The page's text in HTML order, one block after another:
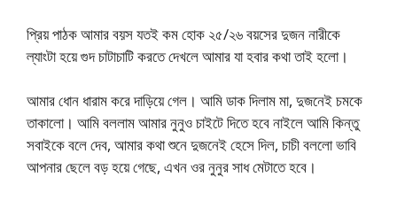
প্রিয় পাঠক আমার বয়স যতই কম হোক ২৫/২৬ বয়সের দুজন নারীকে
ল্যাংটা হয়ে গুদ চাটাচাটি করতে দেখলে আমার যা হবার কথা তাই হলো।
আমার ধোন ধারাম করে দাড়িয়ে গেল। আমি ডাক দিলাম মা, দুজনেই চমকে
তাকালো। আমি বললাম আমার নুনুও চাইটে দিতে হবে নাইলে আমি কিন্তু
সবাইকে বলে দেব, আমার কথা শুনে দুজনেই হেসে দিল, চাচী বললো ভাবি
আপনার ছেলে বড় হয়ে গেছে, এখন ওর নুনুর সাধ মেটাতে হবে।